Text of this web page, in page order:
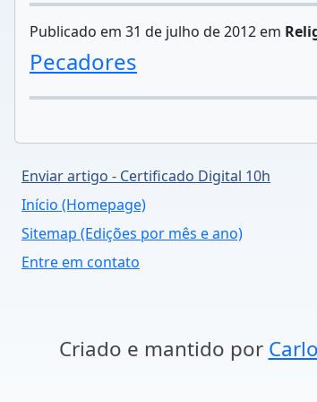
Publicado em 31 de julho de 2012 em
Pecadores
Enviar artigo - Certificado Digital 10h
Início (Homepage)
Sitemap (Edições por mês e ano)
Entre em contato
Criado e mantido por